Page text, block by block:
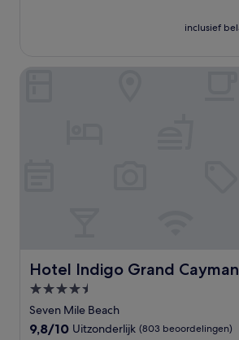
inclusief
Hotel Indigo Grand
Hotel Indigo Grand Cayman by IHG
4.5-
sterrenaccommodatie
Seven Mile Beach
9.8
9,8/10 Uitzonderlijk (803 beoordelingen)